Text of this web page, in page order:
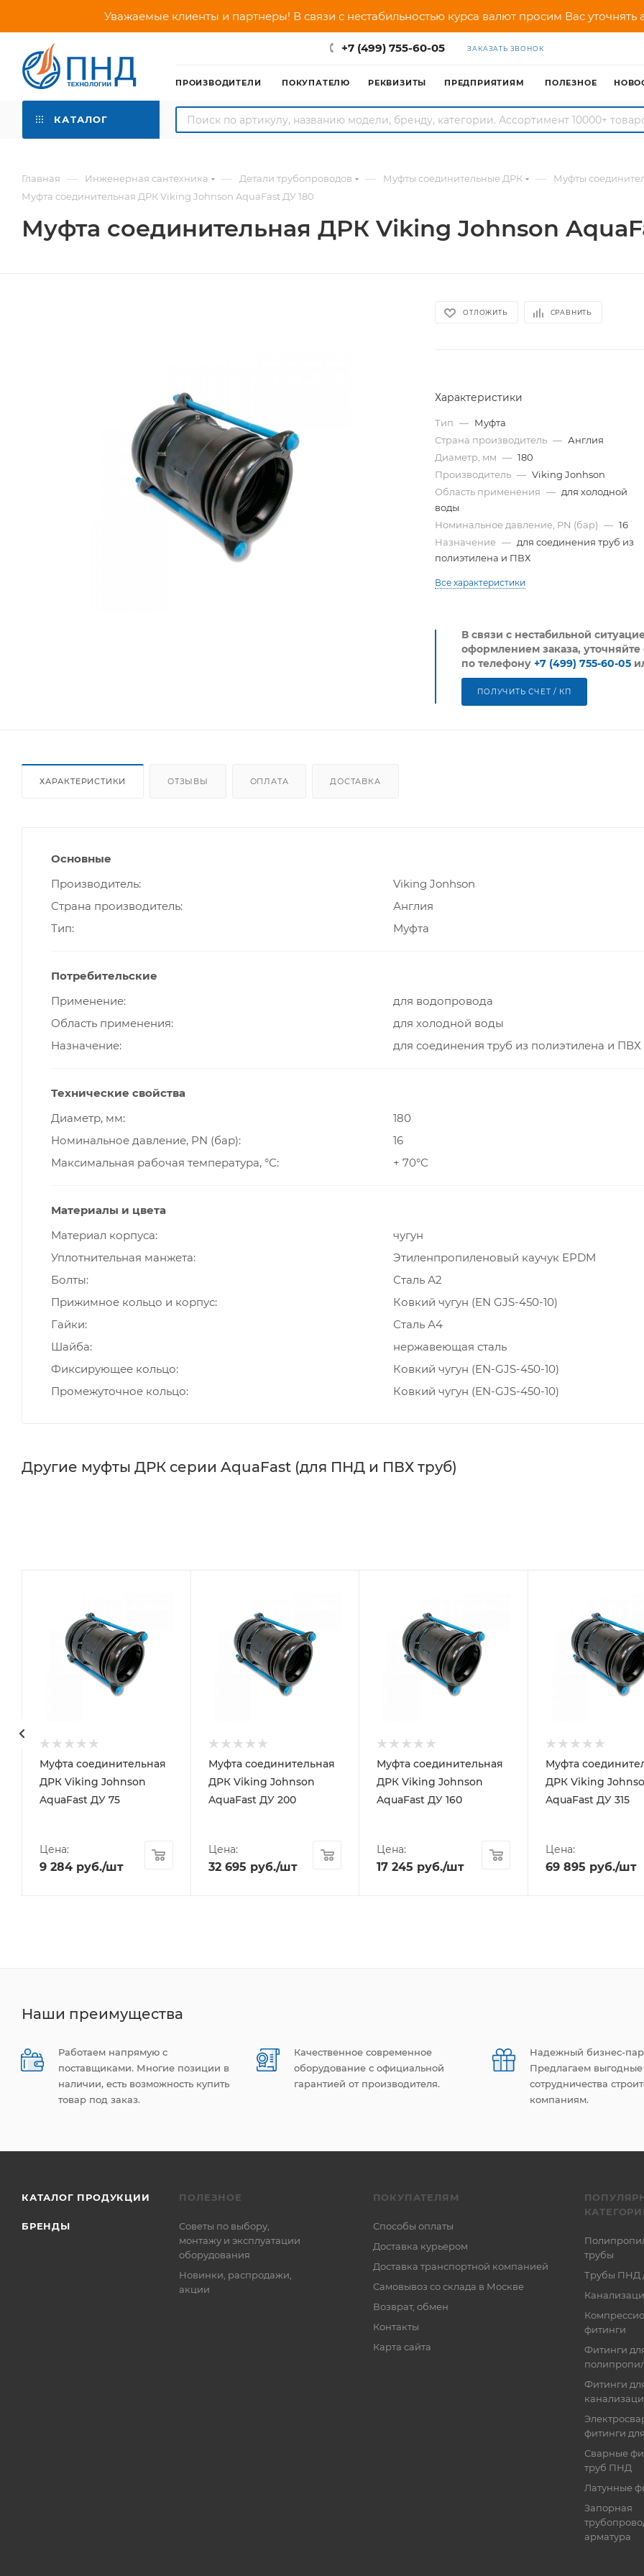
Уважаемые клиенты и партнеры! В связи с нестабильностью курса валют просим Вас
+7 (499) 755-60-05 ЗАКАЗАТЬ ЗВОНОК
ПРОИЗВОДИТЕЛИ ПОКУПАТЕЛЮ РЕКВИЗИТЫ ПРЕДПРИЯТИЯМ ПОЛЕЗНОЕ
КАТАЛОГ
Главная — Инженерная сантехника — Детали трубопроводов — Муфты соединительные ДРК — Муфты
Муфта соединительная ДРК Viking Johnson AquaFast ДУ 180
Муфта соединительная ДРК Viking Johnson
ОТЛОЖИТЬ СРАВНИТЬ
Характеристики
Тип — Муфта
Страна производитель — Англия
Диаметр, мм — 180
Производитель — Viking Jonhson
Область применения — для холодной
воды
Номинальное давление, PN (бар) — 16
Назначение — для соединения труб из
полиэтилена и ПВХ
Все характеристики
В связи с нестабильной
оформлением заказа, уточняйте
по телефону+7 (499) 755-60-05
ПОЛУЧИТЬ СЧЕТ / КП
ХАРАКТЕРИСТИКИ ОТЗЫВЫ ОПЛАТА ДОСТАВКА
Основные
Производитель
Viking Jonhson
Страна производитель
Англия
Тип
Муфта
Потребительские
Применение
для водопровода
Область применения
для холодной воды
Назначение
для соединения труб из полиэтилена и ПВХ
Технические свойства
Диаметр, мм
180
Номинальное давление, PN (бар)
16
Максимальная рабочая температура, °С
+ 70°С
Материалы и цвета
Материал корпуса
чугун
Уплотнительная манжета
Этиленпропиленовый каучук EPDM
Болты
Сталь А2
Прижимное кольцо и корпус
Ковкий чугун (EN GJS-450-10)
Гайки
Сталь А4
Шайба
нержавеющая сталь
Фиксирующее кольцо
Ковкий чугун (EN-GJS-450-10)
Промежуточное кольцо
Ковкий чугун (EN-GJS-450-10)
Другие муфты ДРК серии AquaFast (для ПНД и ПВХ труб)
Муфта соединительная
ДРК Viking Johnson
AquaFast ДУ 75
Цена:
9 284руб./шт
Муфта соединительная
ДРК Viking Johnson
AquaFast ДУ 200
Цена:
32 695 руб./шт
Муфта соединительная
ДРК Viking Johnson
AquaFast ДУ 160
Цена:
17 245 руб./шт
Муфта
ДРК Viking
AquaFast ДУ 315
Цена:
69 895 руб./шт
Наши преимущества
Работаем напрямую с
поставщиками. Многие позиции в
наличии, есть возможность купить
товар под заказ.
Качественное современное
оборудование с официальной
гарантией от производителя.
Надежный бизнес-
Предлагаем выгодные
сотрудничества
компаниям.
КАТАЛОГ ПРОДУКЦИИ
БРЕНДЫ
ПОЛЕЗНОЕ
Советы по выбору,
монтажу и эксплуатации
оборудования
Новинки, распродажи,
акции
ПОКУПАТЕЛЯМ
Способы оплаты
Доставка курьером
Доставка транспортной компанией
Самовывоз со склада в Москве
Возврат, обмен
Контакты
Карта сайта
трубы
Трубы ПНД
фитинги
Фитинги
Фитинги
фитинги
Сварные
труб ПНД
Латунные
Запорная
арматура